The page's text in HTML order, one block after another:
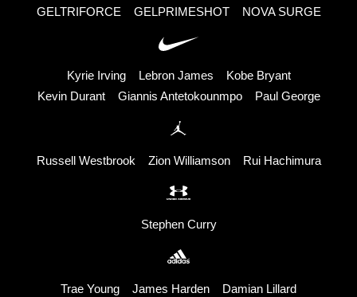
GELTRIFORCE
GELPRIMESHOT NOVA SURGE
Kyrie Irving Lebron James
Kobe Bryant
Kevin Durant
Giannis Antetokounmpo Paul George
Russell Westbrook Zion Williamson Rui Hachimura
Stephen Curry
Trae Young James Harden Damian Lillard